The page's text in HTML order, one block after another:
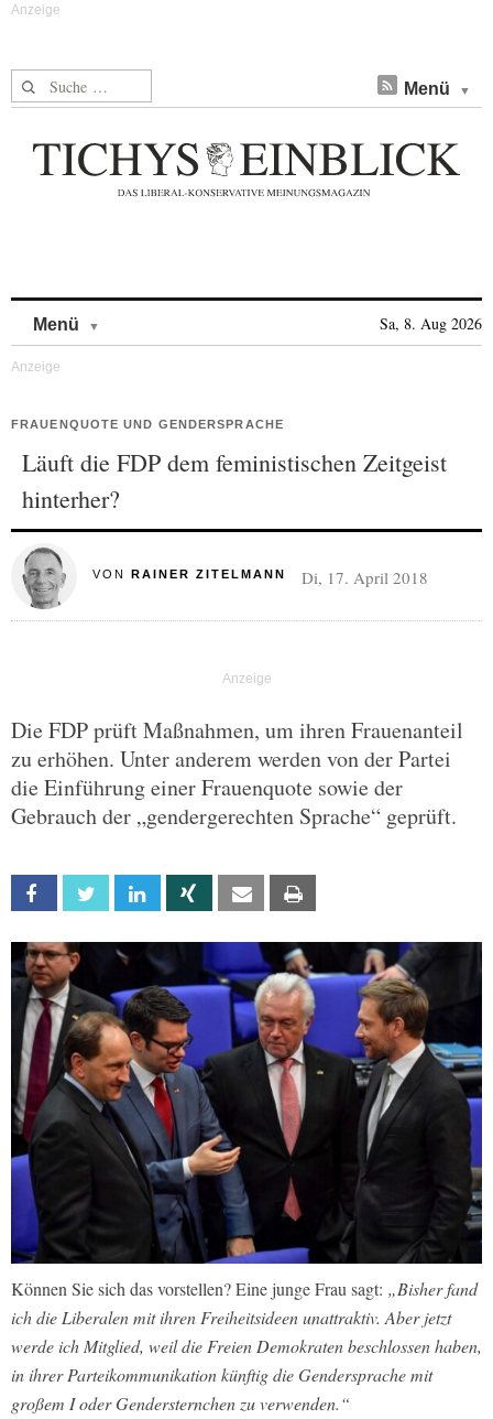
Suche nach: Menü
Menü Sa, 8. Aug 2026
FRAUENQUOTE UND GENDERSPRACHE
Läuft die FDP dem feministischen Zeitgeist
hinterher?
VON RAINER ZITELMANN Di, 17. April 2018
Die FDP prüft Maßnahmen, um ihren Frauenanteil
zu erhöhen. Unter anderem werden von der Partei
die Einführung einer Frauenquote sowie der
Gebrauch der „gendergerechten Sprache“ geprüft.
Facebook Twitter Linkedin Xing Email
Können Sie sich das vorstellen? Eine junge Frau sagt: „Bisher fand
ich die Liberalen mit ihren Freiheitsideen unattraktiv. Aber jetzt
werde ich Mitglied, weil die Freien Demokraten beschlossen haben,
in ihrer Parteikommunikation künftig die Gendersprache mit
großem I oder Gendersternchen zu verwenden.“